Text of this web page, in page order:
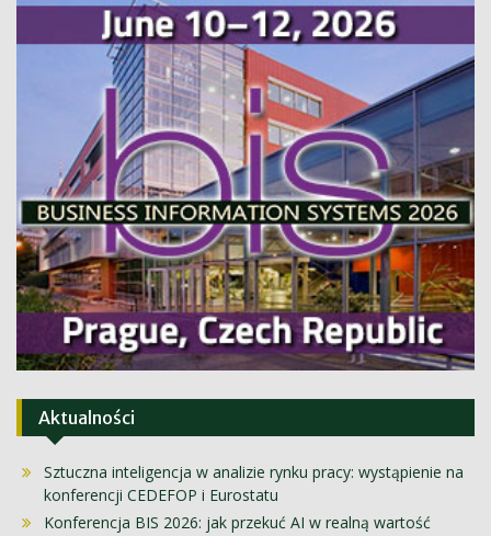
Aktualności
Sztuczna inteligencja w analizie rynku pracy: wystąpienie na
konferencji CEDEFOP i Eurostatu
Konferencja BIS 2026: jak przekuć AI w realną wartość